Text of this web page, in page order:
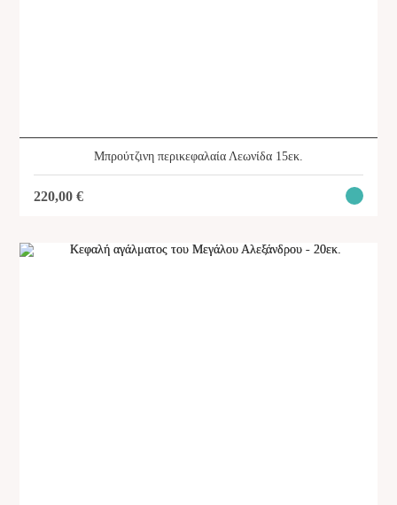
Μπρούτζινη περικεφαλαία Λεωνίδα 15εκ.
220,00€